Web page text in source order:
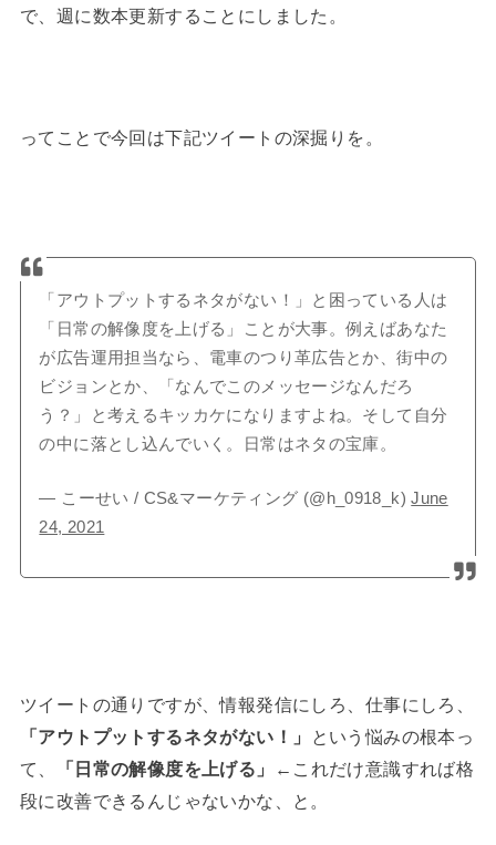
で、週に数本更新することにしました。
ってことで今回は下記ツイートの深掘りを。
「アウトプットするネタがない！」と困っている人は
「日常の解像度を上げる」ことが大事。例えばあなた
が広告運用担当なら、電車のつり革広告とか、街中の
ビジョンとか、「なんでこのメッセージなんだろ
う？」と考えるキッカケになりますよね。そして自分
の中に落とし込んでいく。日常はネタの宝庫。
— こーせい / CS&マーケティング (@h_0918_k)June
24, 2021
ツイートの通りですが、情報発信にしろ、仕事にしろ、
「アウトプットするネタがない！」
という悩みの根本っ
て、
「日常の解像度を上げる」
←これだけ意識すれば格
段に改善できるんじゃないかな、と。